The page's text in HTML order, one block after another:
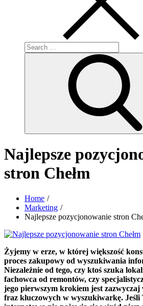
Search
for:
Najlepsze
stron Chełm
Home
Marketing
Najlepsze pozycjonowanie stron
Żyjemy w erze, w której większość
proces zakupowy od wyszukiwania
Niezależnie od tego, czy ktoś szuka
fachowca od remontów, czy
jego pierwszym krokiem jest zazwyczaj
fraz kluczowych w wyszukiwarkę. Jeśli